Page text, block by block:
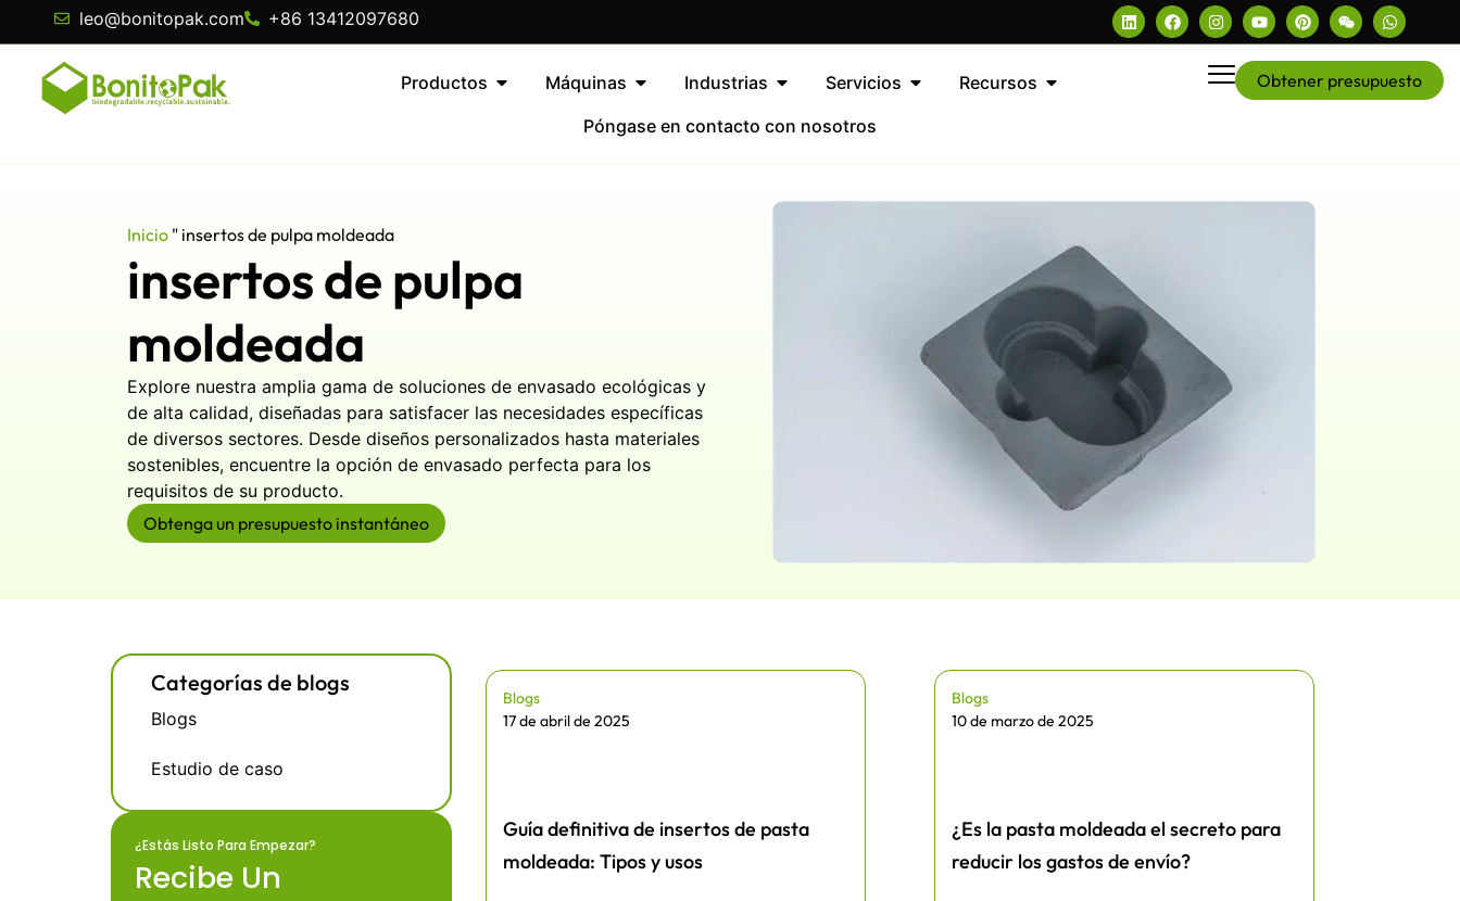
leo@bonitopak.com +86 13412097680
Productos Máquinas Industrias Servicios
Recursos
Póngase en contacto con nosotros
Obtener presupuesto
Inicio " insertos de pulpa moldeada
insertos de pulpa
moldeada
Explore nuestra amplia gama de soluciones de envasado ecológicas y
de alta calidad, diseñadas para satisfacer las necesidades específicas
de diversos sectores. Desde diseños personalizados hasta materiales
sostenibles, encuentre la opción de envasado perfecta para los
requisitos de su producto.
Obtenga un presupuesto instantáneo
Categorías de blogs
Blogs
Estudio de caso
¿Estás Listo Para Empezar?
Recibe Un
Blogs
17 de abril de 2025
Guía definitiva de insertos de pasta
moldeada: Tipos y usos
Blogs
10 de marzo de 2025
¿Es la pasta moldeada el secreto para
reducir los gastos de envío?